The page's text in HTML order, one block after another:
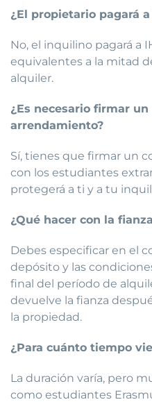
¿El propietario pagará
No, el inquilino pagará a
equivalentes a la mitad
alquiler.
¿Es necesario firmar
arrendamiento?
Sí, tienes que firmar un
con los estudiantes
protegerá a ti y a tu
¿Qué hacer con la
Debes especificar en el
depósito y las
final del período de
devuelve la fianza
la propiedad.
¿Para cuánto tiempo
La duración varía, pero
como estudiantes